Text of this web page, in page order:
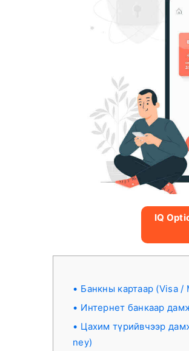
IQ
Банкны картаар (Visa
Интернет банкаар
Цахим түрийвчээр
ney)